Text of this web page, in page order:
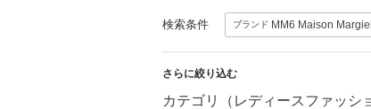
検索条件 ブランド MM6 Maison
さらに絞り込む
カテゴリ（レディースファッシ